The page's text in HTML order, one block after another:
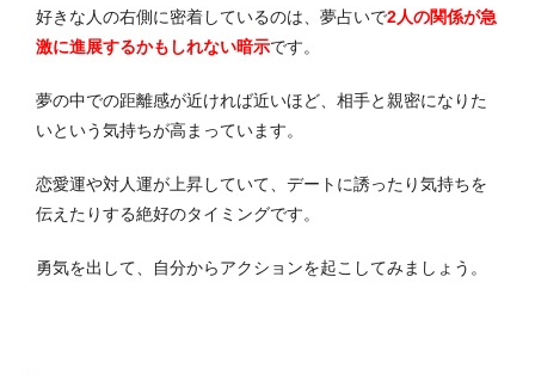
好きな人の右側に密着しているのは、夢占いで2人の関係が急
激に進展するかもしれない暗示です。
夢の中での距離感が近ければ近いほど、相手と親密になりた
いという気持ちが高まっています。
恋愛運や対人運が上昇していて、デートに誘ったり気持ちを
伝えたりする絶好のタイミングです。
勇気を出して、自分からアクションを起こしてみましょう。